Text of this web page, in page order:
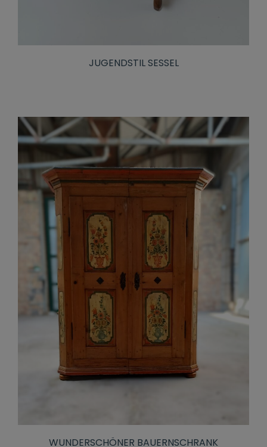
JUGENDSTIL SESSEL
WUNDERSCHÖNER BAUERNSCHRANK